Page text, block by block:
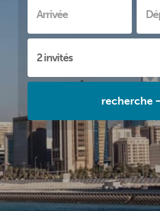
recherche